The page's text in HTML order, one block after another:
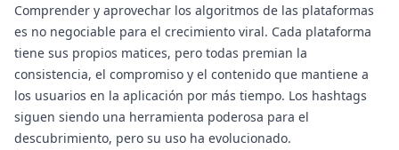
Comprender y aprovechar los algoritmos de las plataformas
es no negociable para el crecimiento viral. Cada plataforma
tiene sus propios matices, pero todas premian la
consistencia, el compromiso y el contenido que mantiene a
los usuarios en la aplicación por más tiempo. Los hashtags
siguen siendo una herramienta poderosa para el
descubrimiento, pero su uso ha evolucionado.